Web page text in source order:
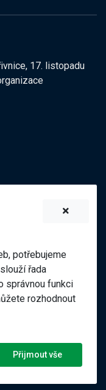
17. listopadu
| |Předchozí web
Nastavení soukromí
potřebujeme
řada
správnou funkci
rozhodnout
Přijmout vše